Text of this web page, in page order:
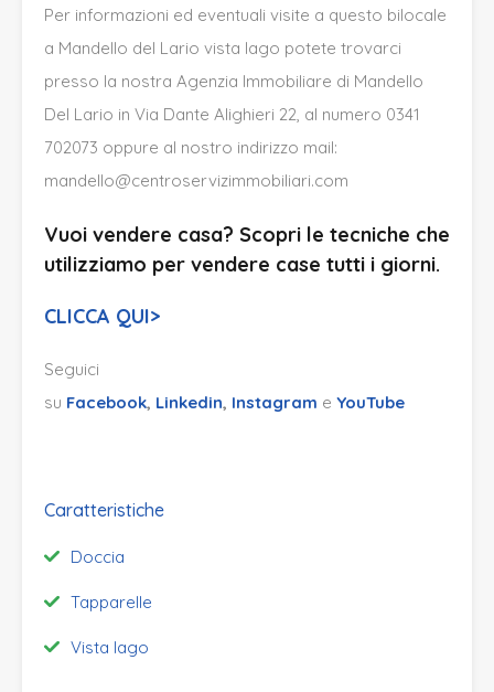
Per informazioni ed eventuali visite a questo bilocale
a Mandello del Lario vista lago potete trovarci
presso la nostra Agenzia Immobiliare di Mandello
Del Lario in Via Dante Alighieri 22, al numero 0341
702073 oppure al nostro indirizzo mail:
mandello@centroservizimmobiliari.com
Vuoi vendere casa? Scopri le tecniche che
utilizziamo per vendere case tutti i giorni.
CLICCA QUI>
Seguici
su Facebook, Linkedin, Instagram e YouTube
Caratteristiche
Doccia
Tapparelle
Vista lago